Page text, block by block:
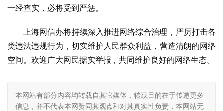
一经查实，必将受到严惩。
上海网信办将持续深入推进网络综合治理，严厉打击各
类违法违规行为，切实维护人民群众利益，营造清朗的网络
空间。欢迎广大网民据实举报，共同维护良好的网络生态。
本网站有部分内容均转载自其它媒体，转载目的在于传递更多
信息，并不代表本网赞同其观点和对其真实性负责，本网站无